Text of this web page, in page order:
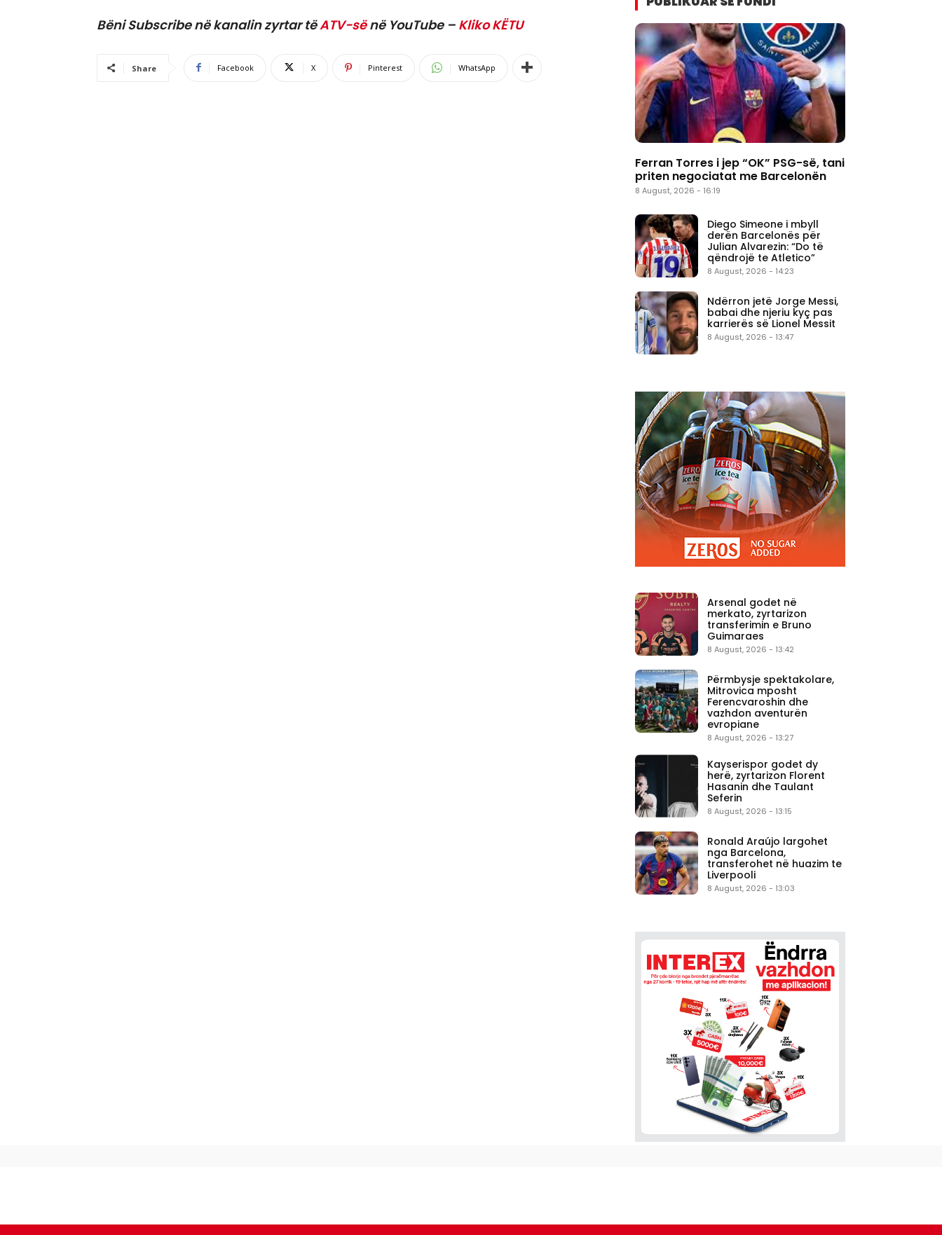
Bëni Subscribe në kanalin zyrtar tëATV-sënë YouTube – Kliko KËTU
Share Facebook X Pinterest WhatsApp
Ferran Torres i jep “OK” PSG-së, tani
priten negociatat me Barcelonën
8 August, 2026 - 16:19
Diego Simeone i mbyll
derën Barcelonës për
Julian Alvarezin: “Do të
qëndrojë te Atletico”
8 August, 2026 - 14:23
Ndërron jetë Jorge Messi,
babai dhe njeriu kyç pas
karrierës së Lionel Messit
8 August, 2026 - 13:47
Arsenal godet në
merkato, zyrtarizon
transferimin e Bruno
Guimaraes
8 August, 2026 - 13:42
Përmbysje spektakolare,
Mitrovica mposht
Ferencvaroshin dhe
vazhdon aventurën
evropiane
8 August, 2026 - 13:27
Kayserispor godet dy
herë, zyrtarizon Florent
Hasanin dhe Taulant
Seferin
8 August, 2026 - 13:15
Ronald Araújo largohet
nga Barcelona,
transferohet në huazim te
Liverpooli
8 August, 2026 - 13:03